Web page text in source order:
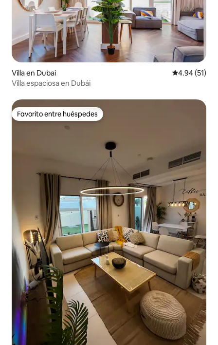
Villa en Dubai Calificación
4.94 (51)
Villa espaciosa en Dubái
Favorito entre huéspedes
Favorito entre huéspedes